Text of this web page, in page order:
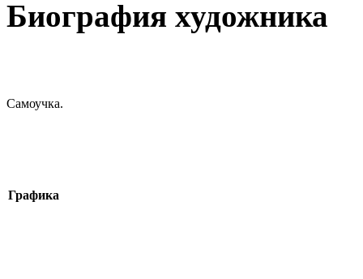
Биография художника
Самоучка.
Графика